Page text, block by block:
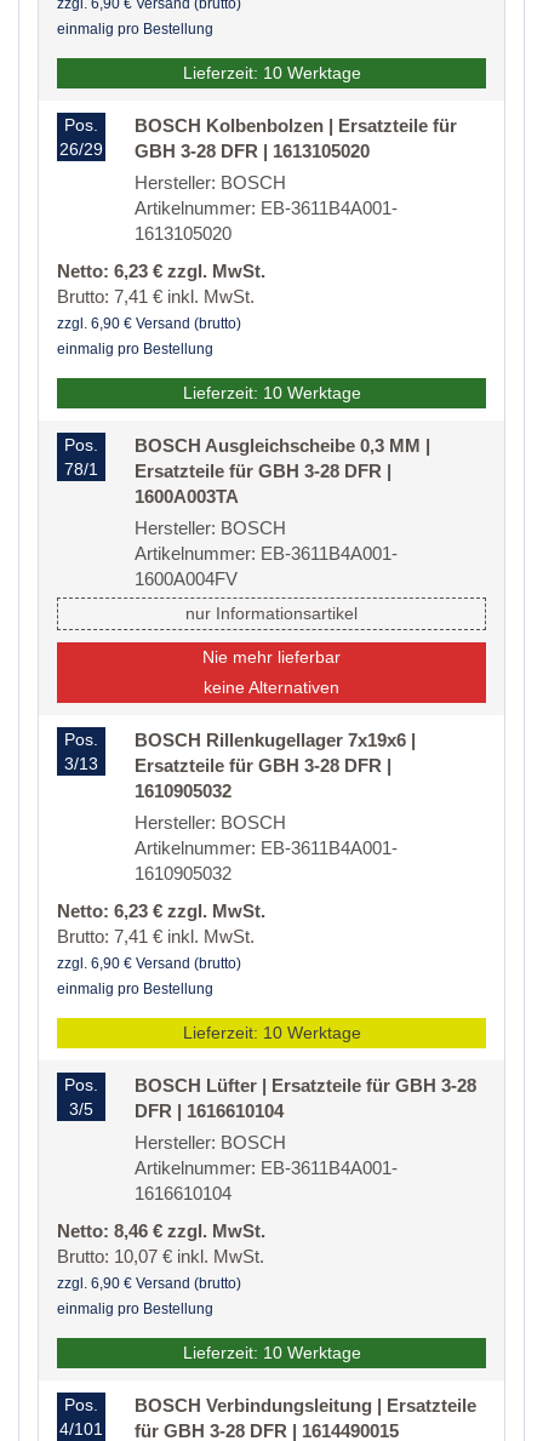
zzgl. 6,90 € Versand (brutto)
einmalig pro Bestellung
Lieferzeit: 10 Werktage
Pos.
26/29
BOSCH Kolbenbolzen | Ersatzteile für
GBH 3-28 DFR | 1613105020
Hersteller: BOSCH
Artikelnummer: EB-3611B4A001-
1613105020
Netto: 6,23 € zzgl. MwSt.
Brutto: 7,41 € inkl. MwSt.
zzgl. 6,90 € Versand (brutto)
einmalig pro Bestellung
Lieferzeit: 10 Werktage
Pos.
78/1
BOSCH Ausgleichscheibe 0,3 MM |
Ersatzteile für GBH 3-28 DFR |
1600A003TA
Hersteller: BOSCH
Artikelnummer: EB-3611B4A001-
1600A004FV
nur Informationsartikel
Nie mehr lieferbar
keine Alternativen
Pos.
3/13
BOSCH Rillenkugellager 7x19x6 |
Ersatzteile für GBH 3-28 DFR |
1610905032
Hersteller: BOSCH
Artikelnummer: EB-3611B4A001-
1610905032
Netto: 6,23 € zzgl. MwSt.
Brutto: 7,41 € inkl. MwSt.
zzgl. 6,90 € Versand (brutto)
einmalig pro Bestellung
Lieferzeit: 10 Werktage
Pos.
3/5
BOSCH Lüfter | Ersatzteile für GBH 3-28
DFR | 1616610104
Hersteller: BOSCH
Artikelnummer: EB-3611B4A001-
1616610104
Netto: 8,46 € zzgl. MwSt.
Brutto: 10,07 € inkl. MwSt.
zzgl. 6,90 € Versand (brutto)
einmalig pro Bestellung
Lieferzeit: 10 Werktage
Pos.
4/101
BOSCH Verbindungsleitung | Ersatzteile
für GBH 3-28 DFR | 1614490015